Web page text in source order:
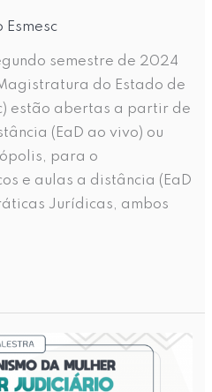
Esmesc
semestre de 2024
do Estado de
estão abertas a partir de
(EaD ao vivo) ou
para o
e aulas a distância (EaD
Jurídicas, ambos